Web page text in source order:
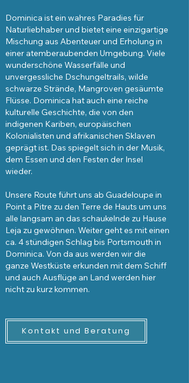
Dominica ist ein wahres Paradies für
Naturliebhaber und bietet eine einzigartige
Mischung aus Abenteuer und Erholung in
einer atemberaubenden Umgebung. Viele
wunderschöne Wasserfälle und
unvergessliche Dschungeltrails, wilde
schwarze Strände, Mangroven gesäumte
Flüsse. Dominica hat auch eine reiche
kulturelle Geschichte, die von den
indigenen Kariben, europäischen
Kolonialisten und afrikanischen Sklaven
geprägt ist. Das spiegelt sich in der Musik,
dem Essen und den Festen der Insel
wieder.
Unsere Route führt uns ab Guadeloupe in
Point a Pitre zu den Terre de Hauts um uns
alle langsam an das schaukelnde zu Hause
Leja zu gewöhnen. Weiter geht es mit einen
ca. 4 stündigen Schlag bis Portsmouth in
Dominica. Von da aus werden wir die
ganze Westküste erkunden mit dem Schiff
und auch Ausflüge an Land werden hier
nicht zu kurz kommen.
Kontakt und Beratung